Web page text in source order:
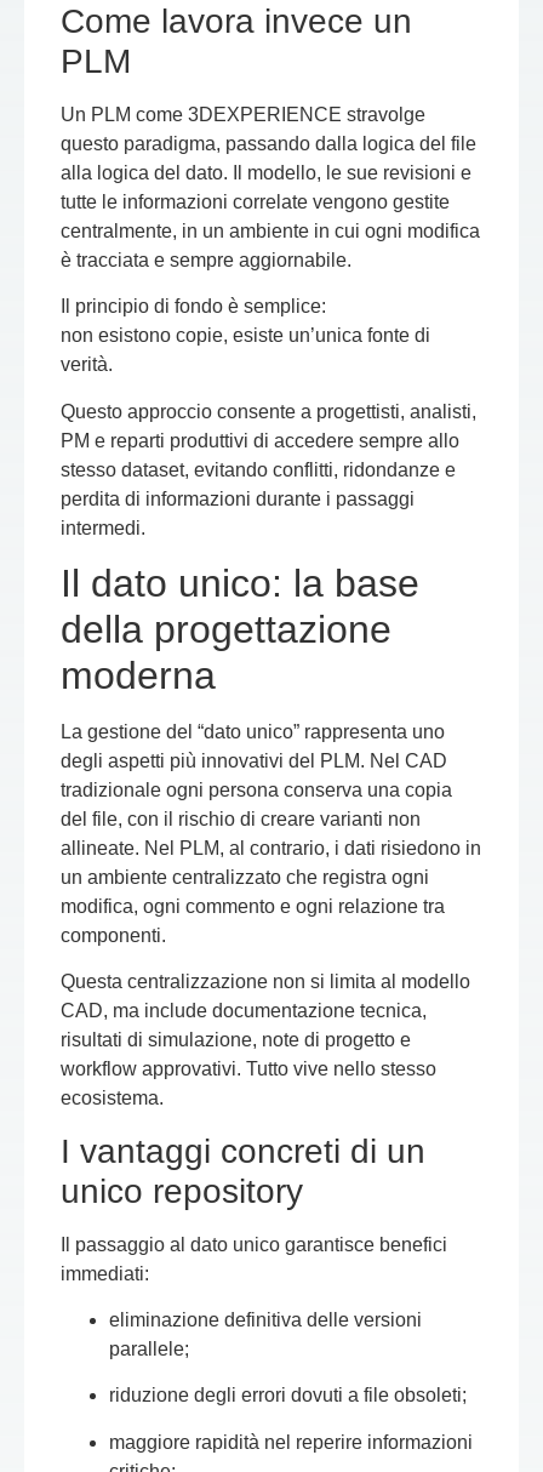
Come lavora invece un
PLM
Un PLM come 3DEXPERIENCE stravolge
questo paradigma, passando dalla logica del file
alla logica del dato. Il modello, le sue revisioni e
tutte le informazioni correlate vengono gestite
centralmente, in un ambiente in cui ogni modifica
è tracciata e sempre aggiornabile.
Il principio di fondo è semplice:
non esistono copie, esiste un’unica fonte di
verità.
Questo approccio consente a progettisti, analisti,
PM e reparti produttivi di accedere sempre allo
stesso dataset, evitando conflitti, ridondanze e
perdita di informazioni durante i passaggi
intermedi.
Il dato unico: la base
della progettazione
moderna
La gestione del “dato unico” rappresenta uno
degli aspetti più innovativi del PLM. Nel CAD
tradizionale ogni persona conserva una copia
del file, con il rischio di creare varianti non
allineate. Nel PLM, al contrario, i dati risiedono in
un ambiente centralizzato che registra ogni
modifica, ogni commento e ogni relazione tra
componenti.
Questa centralizzazione non si limita al modello
CAD, ma include documentazione tecnica,
risultati di simulazione, note di progetto e
workflow approvativi. Tutto vive nello stesso
ecosistema.
I vantaggi concreti di un
unico repository
Il passaggio al dato unico garantisce benefici
immediati:
eliminazione definitiva delle versioni
parallele;
riduzione degli errori dovuti a file obsoleti;
maggiore rapidità nel reperire informazioni